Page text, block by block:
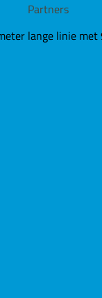
Partners
lange linie